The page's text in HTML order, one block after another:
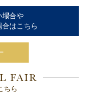
場合や
はこちら
FAIR
ちら